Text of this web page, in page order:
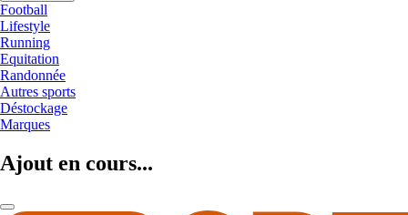
Football
Lifestyle
Running
Equitation
Randonnée
Autres sports
Déstockage
Marques
Ajout en cours...